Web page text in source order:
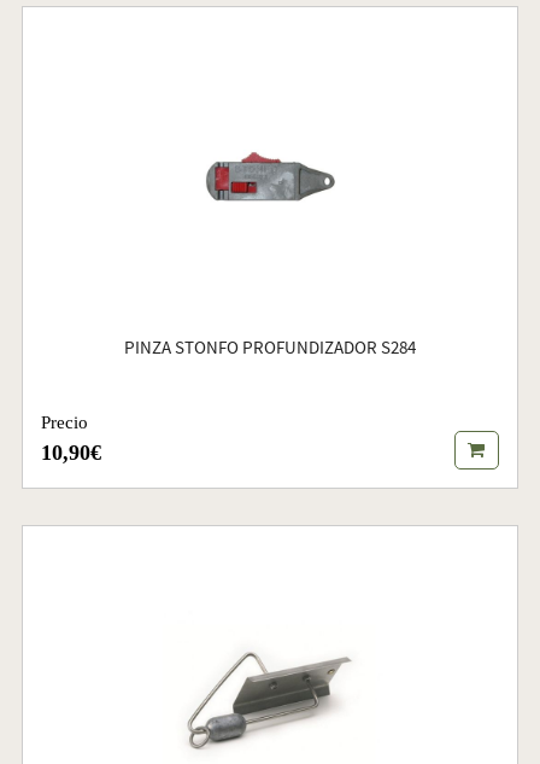
PINZA STONFO PROFUNDIZADOR S284
Precio
10,90€